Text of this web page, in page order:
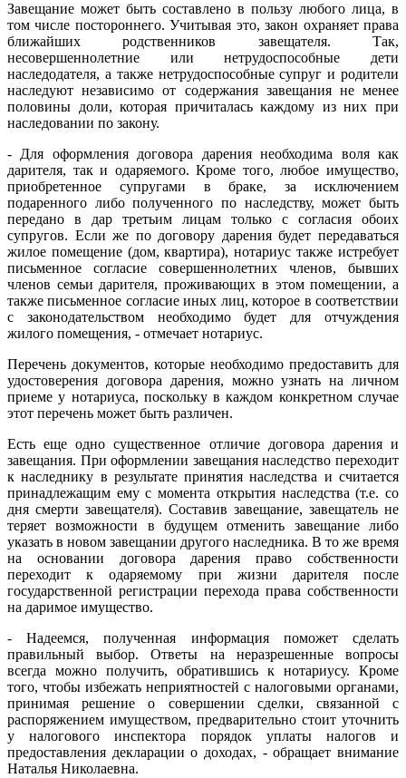
Завещание может быть составлено в пользу любого лица, в
том числе постороннего. Учитывая это, закон охраняет права
ближайших родственников завещателя. Так,
несовершеннолетние или нетрудоспособные дети
наследодателя, а также нетрудоспособные супруг и родители
наследуют независимо от содержания завещания не менее
половины доли, которая причиталась каждому из них при
наследовании по закону.
- Для оформления договора дарения необходима воля как
дарителя, так и одаряемого. Кроме того, любое имущество,
приобретенное супругами в браке, за исключением
подаренного либо полученного по наследству, может быть
передано в дар третьим лицам только с согласия обоих
супругов. Если же по договору дарения будет передаваться
жилое помещение (дом, квартира), нотариус также истребует
письменное согласие совершеннолетних членов, бывших
членов семьи дарителя, проживающих в этом помещении, а
также письменное согласие иных лиц, которое в соответствии
с законодательством необходимо будет для отчуждения
жилого помещения, - отмечает нотариус.
Перечень документов, которые необходимо предоставить для
удостоверения договора дарения, можно узнать на личном
приеме у нотариуса, поскольку в каждом конкретном случае
этот перечень может быть различен.
Есть еще одно существенное отличие договора дарения и
завещания. При оформлении завещания наследство переходит
к наследнику в результате принятия наследства и считается
принадлежащим ему с момента открытия наследства (т.е. со
дня смерти завещателя). Составив завещание, завещатель не
теряет возможности в будущем отменить завещание либо
указать в новом завещании другого наследника. В то же время
на основании договора дарения право собственности
переходит к одаряемому при жизни дарителя после
государственной регистрации перехода права собственности
на даримое имущество.
- Надеемся, полученная информация поможет сделать
правильный выбор. Ответы на неразрешенные вопросы
всегда можно получить, обратившись к нотариусу. Кроме
того, чтобы избежать неприятностей с налоговыми органами,
принимая решение о совершении сделки, связанной с
распоряжением имуществом, предварительно стоит уточнить
у налогового инспектора порядок уплаты налогов и
предоставления декларации о доходах, - обращает внимание
Наталья Николаевна.